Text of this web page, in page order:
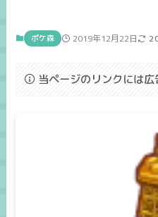
ポケ森 2019年12月22日
当ページのリンクには広